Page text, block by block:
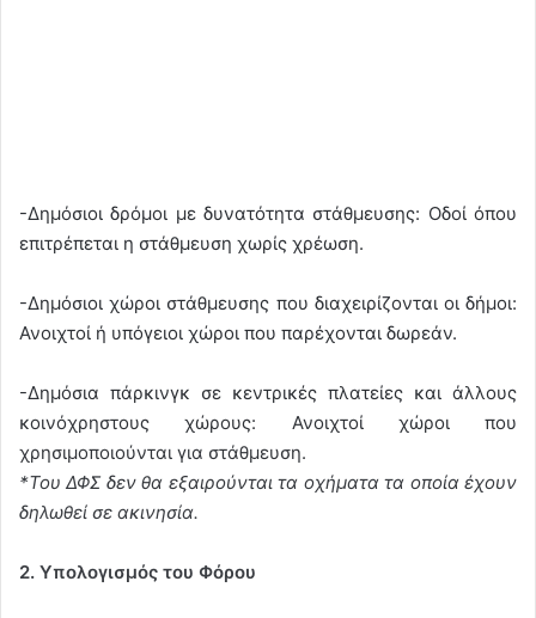
-Δημόσιοι δρόμοι με δυνατότητα στάθμευσης: Οδοί όπου
επιτρέπεται η στάθμευση χωρίς χρέωση.
-Δημόσιοι χώροι στάθμευσης που διαχειρίζονται οι δήμοι:
Ανοιχτοί ή υπόγειοι χώροι που παρέχονται δωρεάν.
-Δημόσια πάρκινγκ σε κεντρικές πλατείες και άλλους
κοινόχρηστους χώρους: Ανοιχτοί χώροι που
χρησιμοποιούνται για στάθμευση.
*Του ΔΦΣ δεν θα εξαιρούνται τα οχήματα τα οποία έχουν
δηλωθεί σε ακινησία.
2. Υπολογισμός του Φόρου